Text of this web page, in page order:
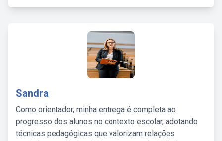
Sandra
Como orientador, minha entrega é completa ao
progresso dos alunos no contexto escolar, adotando
técnicas pedagógicas que valorizam relações